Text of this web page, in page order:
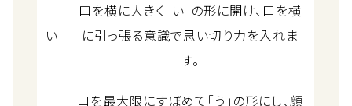
い
口を横に大きく「い」の形に開け、口を横
に引っ張る意識で思い切り力を入れま
す。
口を最大限にすぼめて「う」の形にし、顔